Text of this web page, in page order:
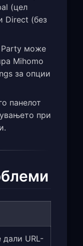
(цел
Direct (без
Party може
Mihomo
за опции
панелот
при
дали URL-